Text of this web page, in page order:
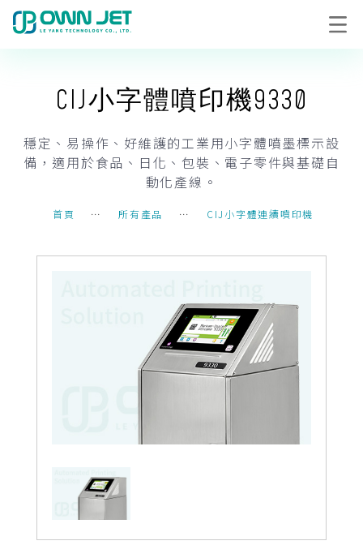
CIJ小字體噴印機9330
穩定、易操作、好維護的工業用小字體噴墨標示設
備，適用於食品、日化、包裝、電子零件與基礎自
動化產線。
首頁 ⋯ 所有產品 ⋯ CIJ小字體連續噴印機